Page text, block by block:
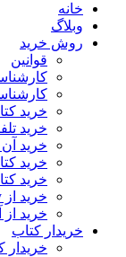
خانه
وبلاگ
روش خرید
قوانین
خرید
خرید
خرید آن
خرید
خرید
خرید از ebay
خرید از
خریدار کتاب